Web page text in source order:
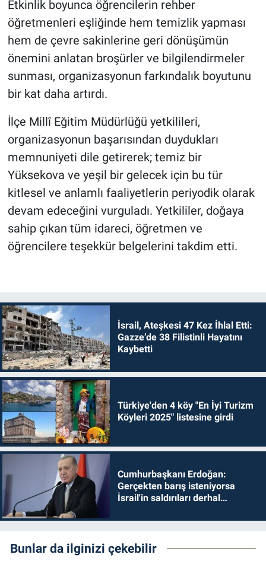
Etkinlik boyunca öğrencilerin rehber
öğretmenleri eşliğinde hem temizlik yapması
hem de çevre sakinlerine geri dönüşümün
önemini anlatan broşürler ve bilgilendirmeler
sunması, organizasyonun farkındalık boyutunu
bir kat daha artırdı.
İlçe Millî Eğitim Müdürlüğü yetkilileri,
organizasyonun başarısından duydukları
memnuniyeti dile getirerek; temiz bir
Yüksekova ve yeşil bir gelecek için bu tür
kitlesel ve anlamlı faaliyetlerin periyodik olarak
devam edeceğini vurguladı. Yetkililer, doğaya
sahip çıkan tüm idareci, öğretmen ve
öğrencilere teşekkür belgelerini takdim etti.
İsrail, Ateşkesi 47 Kez İhlal Etti:
Gazze’de 38 Filistinli Hayatını
Kaybetti
Türkiye'den 4 köy "En İyi Turizm
Köyleri 2025" listesine girdi
Cumhurbaşkanı Erdoğan:
Gerçekten barış isteniyorsa
İsrail'in saldırıları derhal
Bunlar da ilginizi çekebilir